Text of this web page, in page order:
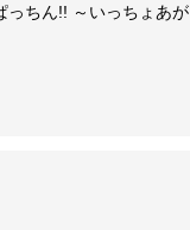
っちん!! ～いっちょあが